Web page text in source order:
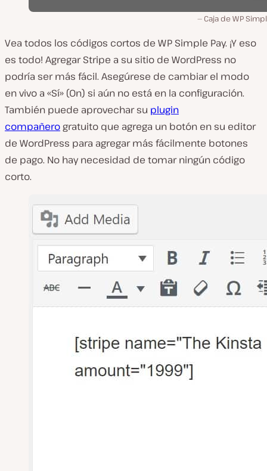
Caja de WP
Vea todos los códigos cortos de WP Simple Pay. ¡Y eso
es todo! Agregar Stripe a su sitio de WordPress no
podría ser más fácil. Asegúrese de cambiar el modo
en vivo a «Sí» (On) si aún no está en la configuración.
También puede aprovechar su plugin
compañero gratuito que agrega un botón en su editor
de WordPress para agregar más fácilmente botones
de pago. No hay necesidad de tomar ningún código
corto.